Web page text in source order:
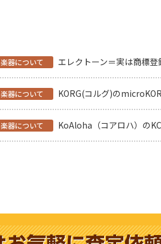
楽器について エレクトーン＝実は商標登
楽器について KORG(コルグ)の
楽器について KoAloha（コアロハ）の